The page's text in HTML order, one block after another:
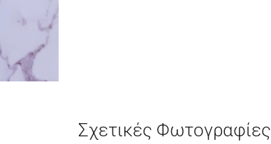
Σχετικές Φωτογραφίες